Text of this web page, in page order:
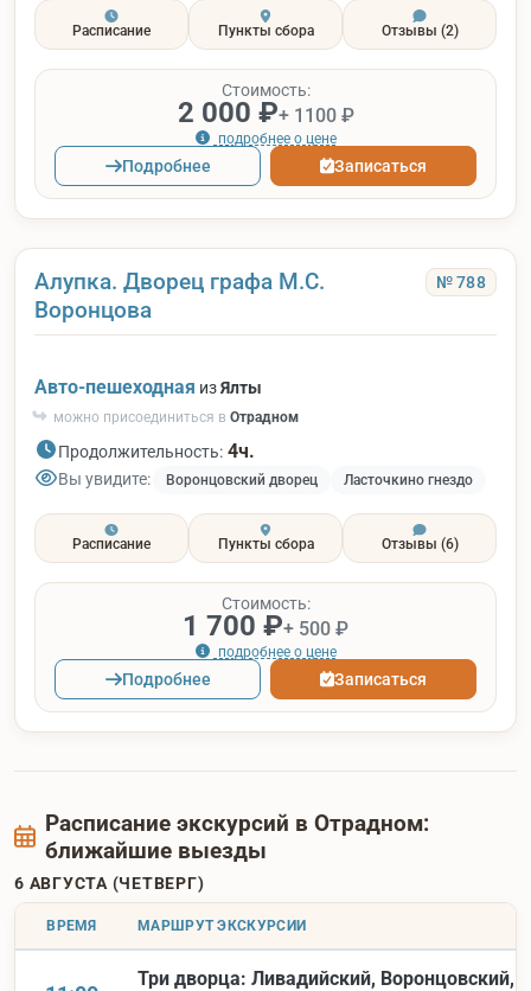
Расписание Пункты сбора Отзывы (2)
Стоимость:
2 000 ₽+ 1100 ₽
подробнее о цене
Подробнее Записаться
Алупка. Дворец графа М.С.
Воронцова
№ 788
Авто-пешеходная изЯлты
можно присоединиться в Отрадном
Продолжительность: 4ч.
Вы увидите: Воронцовский дворец Ласточкино гнездо
Расписание Пункты сбора Отзывы (6)
Стоимость:
1 700 ₽+ 500 ₽
подробнее о цене
Подробнее Записаться
Расписание экскурсий в Отрадном:
ближайшие выезды
6 АВГУСТА (ЧЕТВЕРГ)
ВРЕМЯ МАРШРУТ ЭКСКУРСИИ
Три дворца: Ливадийский, Воронцовский,